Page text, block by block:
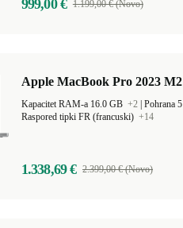
999,00 € 1.199,00 € (Novo)
Apple MacBook Pro 2023
Kapacitet RAM-a 16.0 GB +2 Pohrana
Raspored tipki FR (francuski) +14
1.338,69 € 2.399,00 € (Novo)